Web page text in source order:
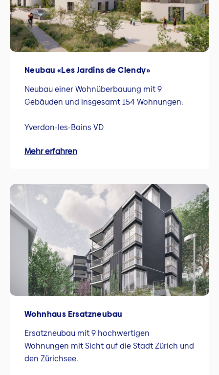
Neubau «Les Jardins de Clendy»
Neubau einer Wohnüberbauung mit 9
Gebäuden und insgesamt 154 Wohnungen.
Yverdon-les-Bains VD
Mehr erfahren
Wohnhaus Ersatzneubau
Ersatzneubau mit 9 hochwertigen
Wohnungen mit Sicht auf die Stadt Zürich und
den Zürichsee.